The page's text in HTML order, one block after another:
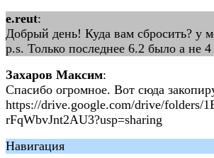
e.reut:
Добрый день! Куда вам сбросить? у
p.s. Только последнее 6.2 было а не 4
Захаров Максим:
Спасибо огромное. Вот сюда
https://drive.google.com/drive/folders/
rFqWbvJnt2AU3?usp=sharing
Навигация